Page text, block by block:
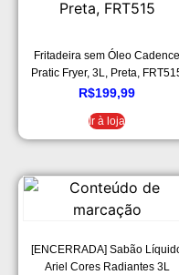
Fritadeira sem Óleo Cadence
Pratic Fryer, 3L, Preta,
R$199,99
Ir à loja
[ENCERRADA] Sabão
Ariel Cores Radiantes 3L